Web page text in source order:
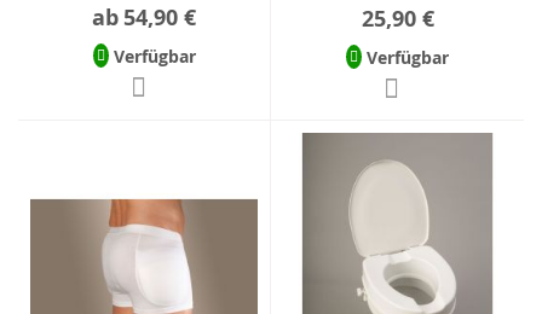
ab 54,90 €
Verfügbar
25,90 €
Verfügbar